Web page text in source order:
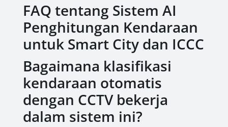
FAQ tentang Sistem AI
Penghitungan Kendaraan
untuk Smart City dan ICCC
Bagaimana klasifikasi
kendaraan otomatis
dengan CCTV bekerja
dalam sistem ini?